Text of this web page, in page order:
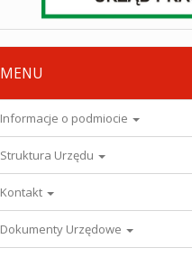
MENU
Informacje o podmiocie
Struktura Urzędu
Kontakt
Dokumenty Urzędowe